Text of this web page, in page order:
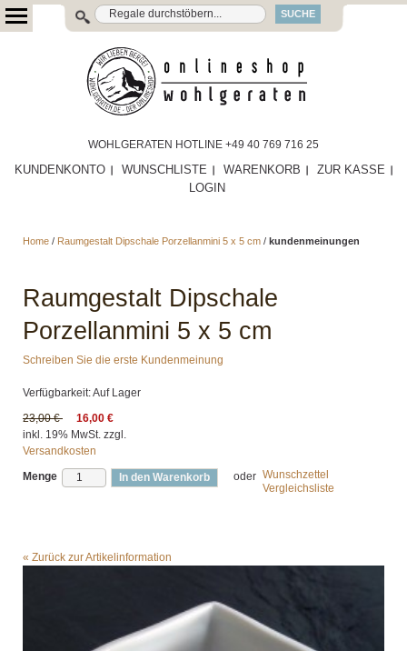
SUCHE
WOHLGERATEN HOTLINE +49 40 769 716 25
KUNDENKONTO WUNSCHLISTE WARENKORB
ZUR KASSE
LOGIN
Home / Raumgestalt Dipschale Porzellanmini 5 x 5 cm / kundenmeinungen
Raumgestalt Dipschale
Porzellanmini 5 x 5 cm
Schreiben Sie die erste Kundenmeinung
Verfügbarkeit: Auf Lager
23,00 €
16,00 €
inkl. 19% MwSt. zzgl.
Versandkosten
Menge
In den Warenkorb oder Wunschzettel
Vergleichsliste
« Zurück zur Artikelinformation